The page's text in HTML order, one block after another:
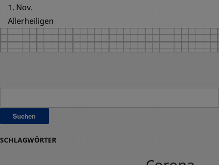
1. Nov.
Allerheiligen
SCHLAGWÖRTER